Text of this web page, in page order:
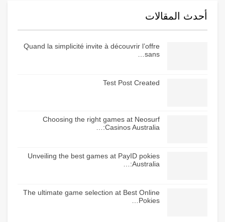
أحدث المقالات
Quand la simplicité invite à découvrir l’offre
sans…
Test Post Created
Choosing the right games at Neosurf
Casinos Australia:…
Unveiling the best games at PayID pokies
Australia:…
The ultimate game selection at Best Online
Pokies…